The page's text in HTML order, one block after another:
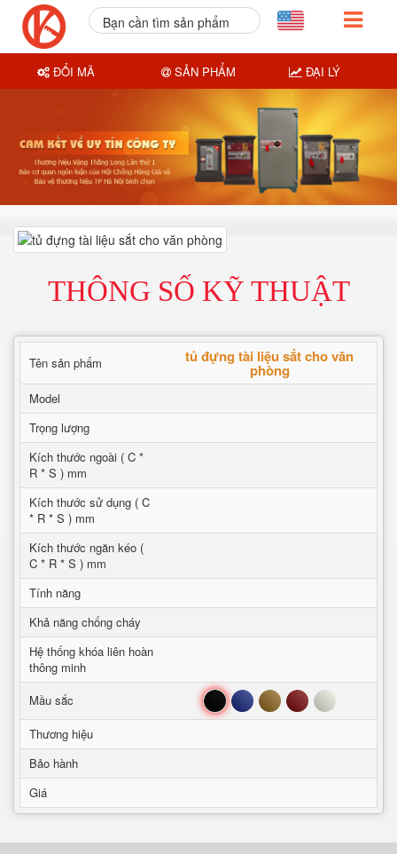
THÔNG SỐ KỸ THUẬT
Tên sản phẩm tủ đựng tài liệu sắt cho văn
phòng
Model
Trọng lượng
Kích thước ngoài ( C *
R * S ) mm
Kích thước sử dụng ( C
* R * S ) mm
Kích thước ngăn kéo (
C * R * S ) mm
Tính năng
Khả năng chống cháy
Hệ thống khóa liên hoàn
thông minh
Mầu sắc
Đen Xanh Nâu Đỏ Trắng
Thương hiệu
Bảo hành
Giá
Bạn cần tìm sản phẩm
ĐỔI MÃ SẢN PHẨM ĐẠI LÝ